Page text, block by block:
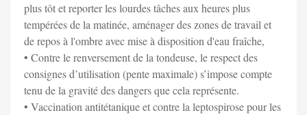
plus tôt et reporter les lourdes tâches aux heures plus
tempérées de la matinée, aménager des zones de travail et
de repos à l'ombre avec mise à disposition d'eau fraîche,
• Contre le renversement de la tondeuse, le respect des
consignes d’utilisation (pente maximale) s’impose compte
tenu de la gravité des dangers que cela représente.
• Vaccination antitétanique et contre la leptospirose pour les